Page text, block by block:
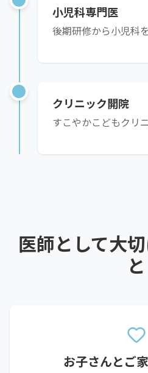
小児科専門医
後期研修から小児科
クリニック開院
すこやかこどもクリ
医師として大
と
お子さんとご